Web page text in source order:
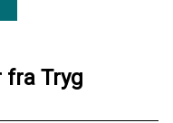
fra Tryg